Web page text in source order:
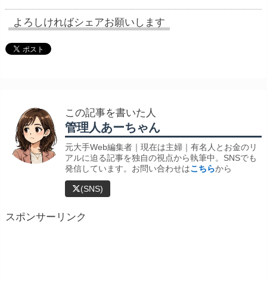
よろしければシェアお願いします
この記事を書いた人
管理人あーちゃん
元大手Web編集者｜現在は主婦｜有名人とお金のリ
アルに迫る記事を独自の視点から執筆中。SNSでも
発信しています。お問い合わせはこちらから
(SNS)
スポンサーリンク